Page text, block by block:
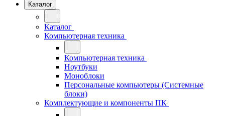
Каталог
Каталог
Компьютерная техника
Компьютерная техника
Ноутбуки
Моноблоки
Персональные компьютеры (Системные
блоки)
Комплектующие и компоненты ПК